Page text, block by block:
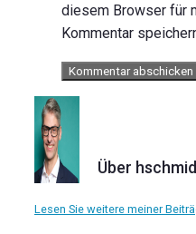
diesem Browser für
Kommentar
Über
Lesen Sie weitere meiner